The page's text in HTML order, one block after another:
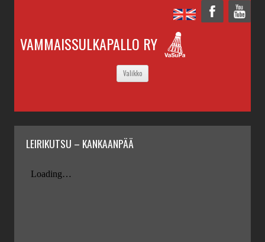
VAMMAISSULKAPALLO RY
Valikko
LEIRIKUTSU – KANKAANPÄÄ